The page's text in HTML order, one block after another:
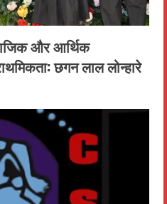
और आर्थिक
छगन लाल लोन्हारे